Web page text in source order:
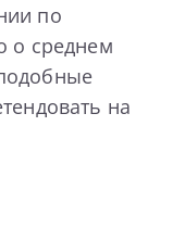
по
о среднем
на